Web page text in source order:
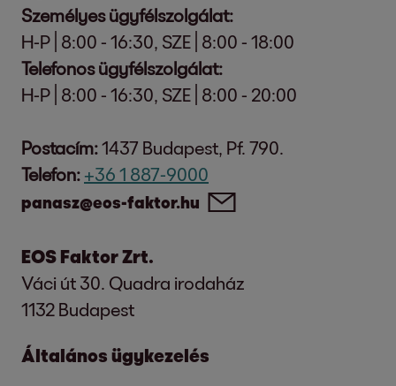
Személyes ügyfélszolgálat:
H-P | 8:00 - 16:30, SZE | 8:00 - 18:00
Telefonos ügyfélszolgálat:
H-P | 8:00 - 16:30, SZE | 8:00 - 20:00
Postacím:1437 Budapest, Pf. 790.
Telefon: +36 1 887-9000
panasz@eos-faktor.hu
EOS Faktor Zrt.
Váci út 30. Quadra irodaház
1132 Budapest
Általános ügykezelés